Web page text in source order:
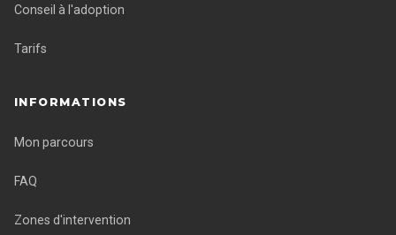
Conseil à l'adoption
Tarifs
INFORMATIONS
Mon parcours
FAQ
Zones d'intervention